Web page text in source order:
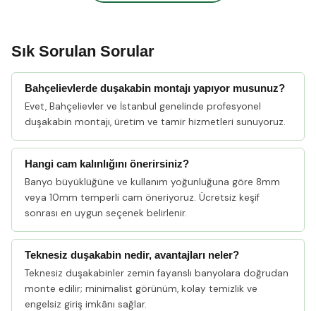
Sık Sorulan Sorular
Bahçelievlerde duşakabin montajı yapıyor musunuz?
Evet, Bahçelievler ve İstanbul genelinde profesyonel
duşakabin montajı, üretim ve tamir hizmetleri sunuyoruz.
Hangi cam kalınlığını önerirsiniz?
Banyo büyüklüğüne ve kullanım yoğunluğuna göre 8mm
veya 10mm temperli cam öneriyoruz. Ücretsiz keşif
sonrası en uygun seçenek belirlenir.
Teknesiz duşakabin nedir, avantajları neler?
Teknesiz duşakabinler zemin fayanslı banyolara doğrudan
monte edilir; minimalist görünüm, kolay temizlik ve
engelsiz giriş imkânı sağlar.